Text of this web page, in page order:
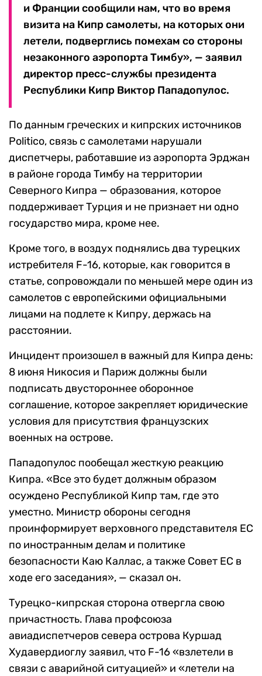
и Франции сообщили нам, что во время
визита на Кипр самолеты, на которых они
летели, подверглись помехам со стороны
незаконного аэропорта Тимбу», — заявил
директор пресс-службы президента
Республики Кипр Виктор Пападопулос.
По данным греческих и кипрских источников
Politico, связь с самолетами нарушали
диспетчеры, работавшие из аэропорта Эрджан
в районе города Тимбу на территории
Северного Кипра — образования, которое
поддерживает Турция и не признает ни одно
государство мира, кроме нее.
Кроме того, в воздух поднялись два турецких
истребителя F-16, которые, как говорится в
статье, сопровождали по меньшей мере один из
самолетов с европейскими официальными
лицами на подлете к Кипру, держась на
расстоянии.
Инцидент произошел в важный для Кипра день:
8 июня Никосия и Париж должны были
подписать двустороннее оборонное
соглашение, которое закрепляет юридические
условия для присутствия французских
военных на острове.
Пападопулос пообещал жесткую реакцию
Кипра. «Все это будет должным образом
осуждено Республикой Кипр там, где это
уместно. Министр обороны сегодня
проинформирует верховного представителя ЕС
по иностранным делам и политике
безопасности Каю Каллас, а также Совет ЕС в
ходе его заседания», — сказал он.
Турецко-кипрская сторона отвергла свою
причастность. Глава профсоюза
авиадиспетчеров севера острова Куршад
Худавердиоглу заявил, что F-16 «взлетели в
связи с аварийной ситуацией» и «летели на